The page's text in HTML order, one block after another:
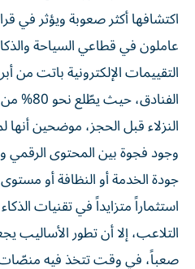
اكتشافها أكثر صعوبة ويؤثر في
عاملون في قطاعي السياحة
التقييمات الإلكترونية باتت من
النزلاء قبل الحجز، موضحين
وجود فجوة بين المحتوى الرقمي
جودة الخدمة أو النظافة أو
استثماراً متزايداً في تقنيات
التلاعب، إلا أن تطور الأساليب
صعباً، في وقت تتخذ فيه